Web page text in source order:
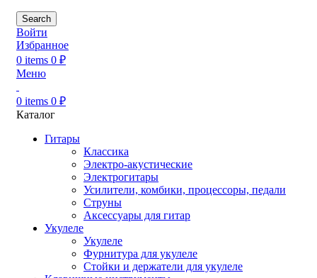
Search
Войти
Избранное
0 items 0 ₽
Меню
0 items 0 ₽
Каталог
Гитары
Классика
Электро-акустические
Электрогитары
Усилители, комбики, процессоры, педали
Струны
Аксессуары для гитар
Укулеле
Укулеле
Фурнитура для укулеле
Стойки и держатели для укулеле